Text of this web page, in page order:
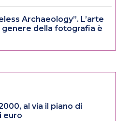
Archaeology”. L’arte
della fotografia è
al via il piano di
euro